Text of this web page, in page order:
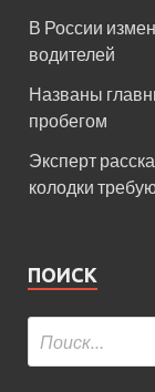
В России
водителей
Названы
пробегом
Эксперт
колодки
ПОИСК